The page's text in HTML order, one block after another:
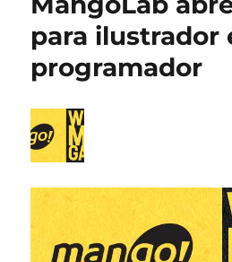
para ilustrador
programador